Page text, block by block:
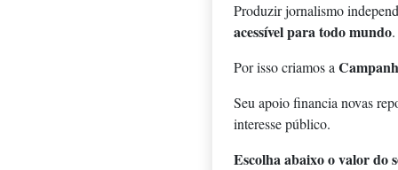
Produzir jornalismo
acessível para todo mundo.
Por isso criamos a
Seu apoio financia novas
interesse público.
Escolha abaixo o valor do